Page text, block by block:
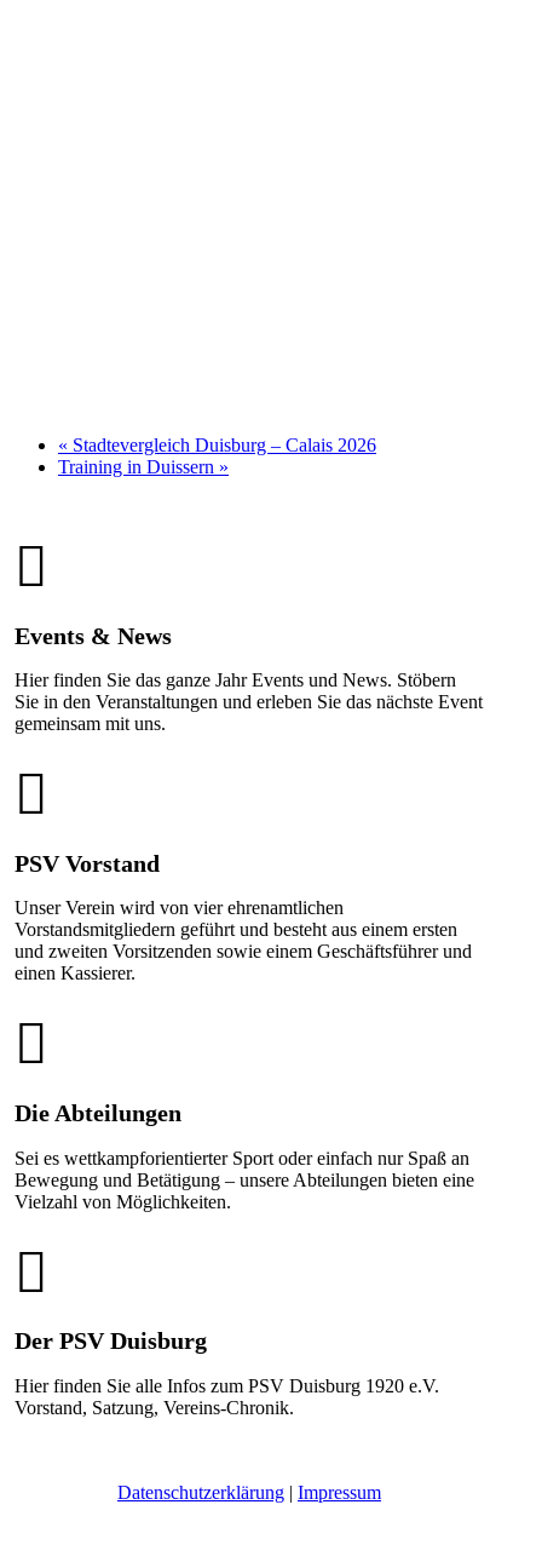
« Stadtever­gleich Duis­burg – Calais 2026
Trai­ning in Duissern »
Events & News
Hier finden Sie das ganze Jahr Events und News. Stöbern
Sie in den Veranstaltungen und erleben Sie das nächste Event
gemeinsam mit uns.
PSV Vorstand
Unser Verein wird von vier ehrenamtlichen
Vorstandsmitgliedern geführt und besteht aus einem ersten
und zweiten Vorsitzenden sowie einem Geschäftsführer und
einen Kassierer.
Die Abteilungen
Sei es wettkampforientierter Sport oder einfach nur Spaß an
Bewegung und Betätigung – unsere Abteilungen bieten eine
Vielzahl von Möglichkeiten.
Der PSV Duisburg
Hier finden Sie alle Infos zum PSV Duisburg 1920 e.V.
Vorstand, Satzung, Vereins-Chronik.
Daten­schutz­er­klä­rung | Impres­sum